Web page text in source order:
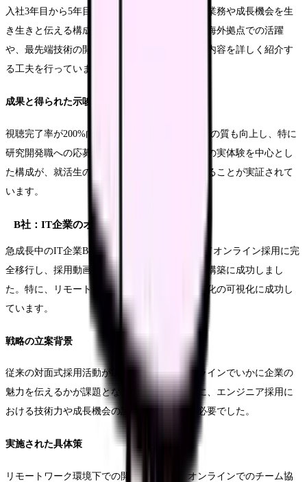
入社3年目から5年目の若手社員を中心に、日常業務や成長機会を生
き生きと伝える構成へと転換しました。特に、海外拠点での活躍
や、最先端技術の開発現場など、具体的な業務内容を詳しく紹介す
る工夫を行っています。
成果と得られた示唆
視聴完了率が200%向上したことに加え、応募者の質も向上し、特に
研究開発職への応募が増加しました。若手社員の実体験を中心とし
た構成が、就活生の共感を得る上で効果的であることが実証されて
います。
B社：IT企業のオンライン採用強化事例
急成長中のIT企業B社は、コロナ禍を契機としてオンライン採用に完
全移行し、採用動画を中心とした採用戦略の再構築に成功しまし
た。特に、リモートワークを前提とした企業文化の可視化に成功し
ています。
戦略の立案背景
従来の対面式採用活動が制限される中、オンラインでいかに企業の
魅力を伝えるかが課題となっていました。特に、エンジニア採用に
おける技術力や成長機会の訴求方法の確立が必要でした。
実施された具体策
リモートワーク環境下での開発の様子や、オンラインでのチーム協